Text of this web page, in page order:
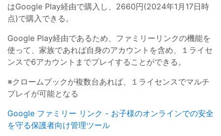
はGoogle Play経由で購入し、2660円(2024年1月17日時
点)で購入できる。
Google Play経由であるため、ファミリーリンクの機能を
使って、家族であれば自身のアカウントを含め、１ライセ
ンスで6アカウントまでプレイすることができる。
※クロームブックが複数台あれば、１ライセンスでマルチ
プレイが可能となる
Google ファミリー リンク - お子様のオンラインでの安全
を守る保護者向け管理ツール